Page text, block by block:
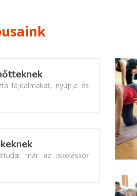
fájdalmakat, nyújtja és
már az iskoláskor